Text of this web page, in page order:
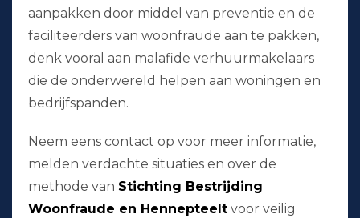
aanpakken door middel van preventie en de
faciliteerders van woonfraude aan te pakken,
denk vooral aan malafide verhuurmakelaars
die de onderwereld helpen aan woningen en
bedrijfspanden.
Neem eens contact op voor meer informatie,
melden verdachte situaties en over de
methode van Stichting Bestrijding
Woonfraude en Hennepteelt voor veilig